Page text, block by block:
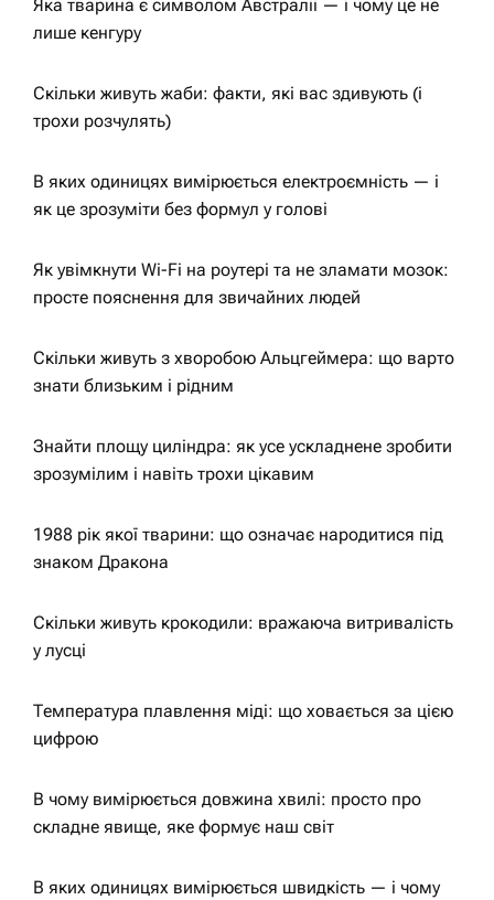
а
п
и
с
Яка тварина є символом Австралії — і чому це не
лише кенгуру
Скільки живуть жаби: факти, які вас здивують (і
трохи розчулять)
В яких одиницях вимірюється електроємність — і
як це зрозуміти без формул у голові
Як увімкнути Wi-Fi на роутері та не зламати мозок:
просте пояснення для звичайних людей
Скільки живуть з хворобою Альцгеймера: що варто
знати близьким і рідним
Знайти площу циліндра: як усе ускладнене зробити
зрозумілим і навіть трохи цікавим
1988 рік якої тварини: що означає народитися під
знаком Дракона
Скільки живуть крокодили: вражаюча витривалість
у лусці
Температура плавлення міді: що ховається за цією
цифрою
В чому вимірюється довжина хвилі: просто про
складне явище, яке формує наш світ
В яких одиницях вимірюється швидкість — і чому